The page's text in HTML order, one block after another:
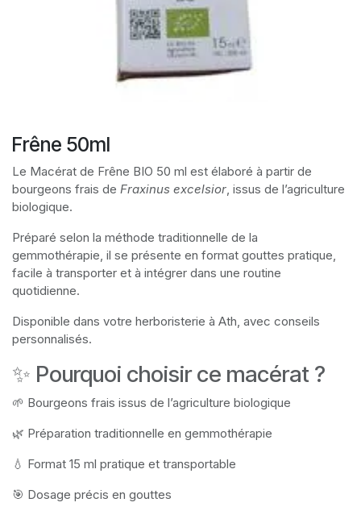
Frêne 50ml
Le Macérat de Frêne BIO 50 ml est élaboré à partir de
bourgeons frais de Fraxinus excelsior, issus de l’agriculture
biologique.
Préparé selon la méthode traditionnelle de la
gemmothérapie, il se présente en format gouttes pratique,
facile à transporter et à intégrer dans une routine
quotidienne.
Disponible dans votre herboristerie à Ath, avec conseils
personnalisés.
✨ Pourquoi choisir ce macérat ?
🌱 Bourgeons frais issus de l’agriculture biologique
🌿 Préparation traditionnelle en gemmothérapie
💧 Format 15 ml pratique et transportable
🎯 Dosage précis en gouttes